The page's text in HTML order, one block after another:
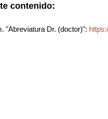
contenido:
"Abreviatura Dr. (doctor)":